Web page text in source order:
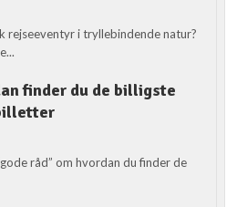
rejseeventyr i tryllebindende natur?
finder du de billigste
råd” om hvordan du finder de